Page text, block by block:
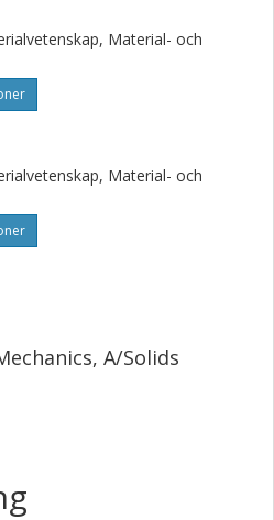
Material- och
Material- och
A/Solids